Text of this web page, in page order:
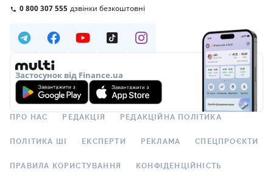
0 800 307 555 дзвінки безкоштовні
Застосунок від Finance.ua
ПРО НАС РЕДАКЦІЯ РЕДАКЦІЙНА ПОЛІТИКА
ПОЛІТИКА ШІ ЕКСПЕРТИ РЕКЛАМА СПЕЦПРОЄКТИ
ПРАВИЛА КОРИСТУВАННЯ КОНФІДЕНЦІЙНІСТЬ